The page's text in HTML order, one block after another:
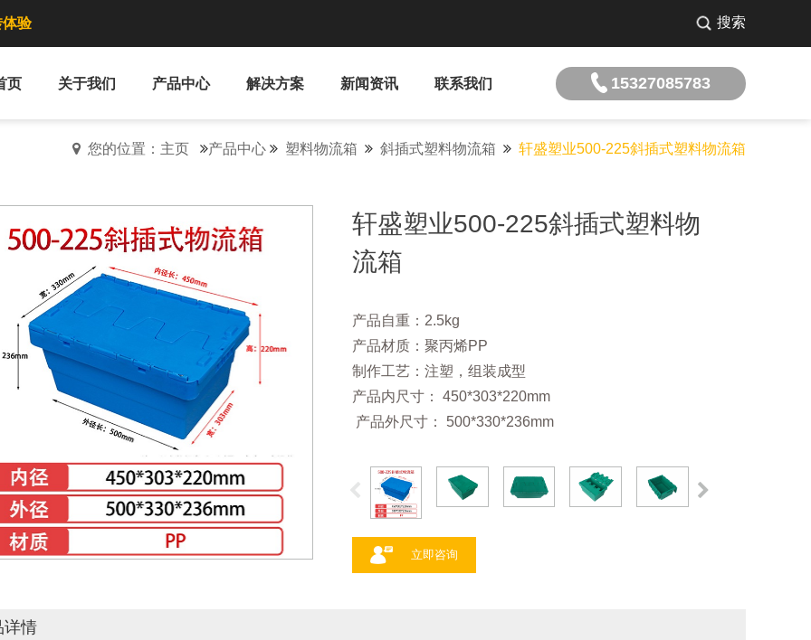
验 搜索
页 关于我们 产品中心 解决方案 新闻资讯 联系我们 15327085783
您的位置：主页 产品中心 塑料物流箱 斜插式塑料物流箱 轩盛塑业500-225斜插式塑料物流箱
轩盛塑业500-225斜插式塑料物
流箱
产品自重：2.5kg
产品材质：聚丙烯PP
制作工艺：注塑，组装成型
产品内尺寸： 450*303*220mm
产品外尺寸： 500*330*236mm
立即咨询
详情